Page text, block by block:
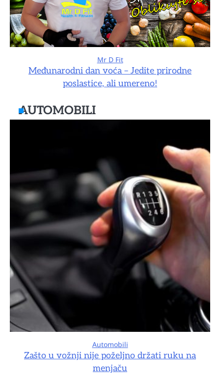
Mr D Fit
Međunarodni dan voća – Jedite prirodne
poslastice, ali umereno!
AUTOMOBILI
Automobili
Zašto u vožnji nije poželjno držati ruku na
menjaču